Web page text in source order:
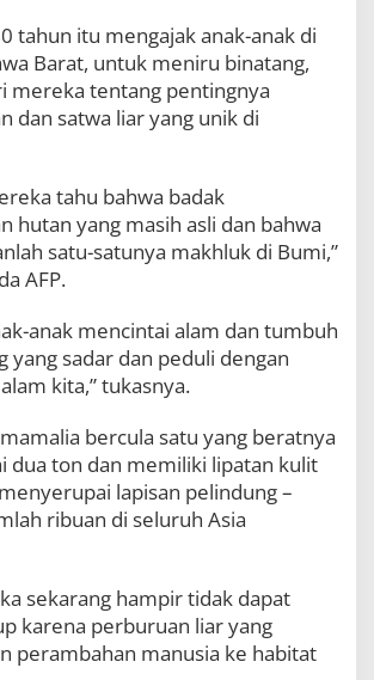
P
e
l
s
r
i
a
n
B
d
a
k
tahun itu mengajak anak-anak di
Barat, untuk meniru binatang,
mereka tentang pentingnya
dan satwa liar yang unik di
tahu bahwa badak
hutan yang masih asli dan bahwa
satu-satunya makhluk di Bumi,”
AFP.
anak mencintai alam dan tumbuh
yang sadar dan peduli dengan
kita,” tukasnya.
mamalia bercula satu yang beratnya
dua ton dan memiliki lipatan kulit
lapisan pelindung –
ribuan di seluruh Asia
sekarang hampir tidak dapat
karena perburuan liar yang
perambahan manusia ke habitat